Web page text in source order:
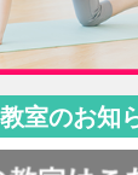
室のお知